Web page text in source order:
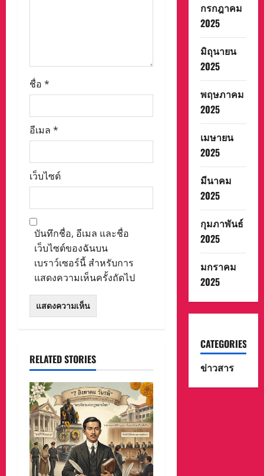
ชื่อ *
อีเมล *
เว็บไซต์
บันทึกชื่อ, อีเมล และชื่อ
เว็บไซต์ของฉันบน
เบราว์เซอร์นี้ สำหรับการ
แสดงความเห็นครั้งถัดไป
RELATED STORIES
กรกฎาคม
2025
มิถุนายน
2025
พฤษภาคม
2025
เมษายน
2025
มีนาคม
2025
กุมภาพันธ์
2025
มกราคม
2025
CATEGORIES
ข่าวสาร